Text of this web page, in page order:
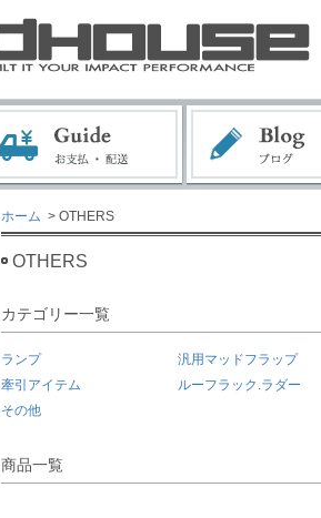
ホーム > OTHERS
OTHERS
カテゴリー一覧
ランプ 汎用マッドフラップ
牽引アイテム
ルーフラック.ラダー
その他
商品一覧